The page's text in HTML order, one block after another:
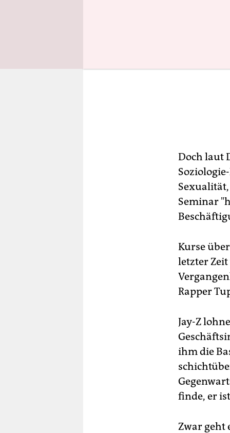
Doch laut
Seminar
Kurse
letzter
Rapper
Jay-Z
ihm die
finde, er
Zwar geht